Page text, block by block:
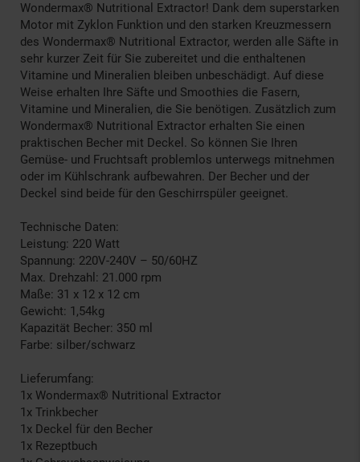
Wondermax® Nutritional Extractor! Dank dem superstarken
Motor mit Zyklon Funktion und den starken Kreuzmessern
des Wondermax® Nutritional Extractor, werden alle Säfte in
sehr kurzer Zeit für Sie zubereitet und die enthaltenen
Vitamine und Mineralien bleiben unbeschädigt. Auf diese
Weise erhalten Ihre Säfte und Smoothies die Fasern,
Vitamine und Mineralien, die Sie benötigen. Zusätzlich zum
Wondermax® Nutritional Extractor erhalten Sie einen
praktischen Becher mit Deckel. So können Sie Ihren
Gemüse- und Fruchtsaft problemlos unterwegs mitnehmen
oder im Kühlschrank aufbewahren. Der Becher und der
Deckel sind beide für den Geschirrspüler geeignet.
Technische Daten:
Leistung: 220 Watt
Spannung: 220V-240V – 50/60HZ
Max. Drehzahl: 21.000 rpm
Maße: 31 x 12 x 12 cm
Gewicht: 1,54kg
Kapazität Becher: 350 ml
Farbe: silber/schwarz
Lieferumfang:
1x Wondermax® Nutritional Extractor
1x Trinkbecher
1x Deckel für den Becher
1x Rezeptbuch